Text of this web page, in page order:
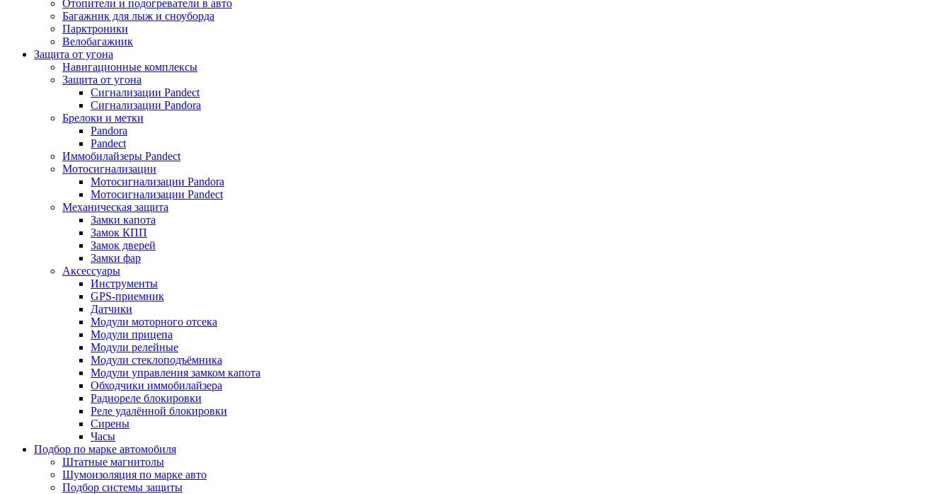
Отопители и подогреватели в авто
Багажник для лыж и сноуборда
Парктроники
Велобагажник
Защита от угона
Навигационные комплексы
Защита от угона
Сигнализации Pandect
Сигнализации Pandora
Брелоки и метки
Pandora
Pandect
Иммобилайзеры Pandect
Мотосигнализации
Мотосигнализации Pandora
Мотосигнализации Pandect
Механическая защита
Замки капота
Замок КПП
Замок дверей
Замки фар
Аксессуары
Инструменты
GPS-приемник
Датчики
Модули моторного отсека
Модули прицепа
Модули релейные
Модули стеклоподъёмника
Модули управления замком капота
Обходчики иммобилайзера
Радиореле блокировки
Реле удалённой блокировки
Сирены
Часы
Подбор по марке автомобиля
Штатные магнитолы
Шумоизоляция по марке авто
Подбор системы защиты